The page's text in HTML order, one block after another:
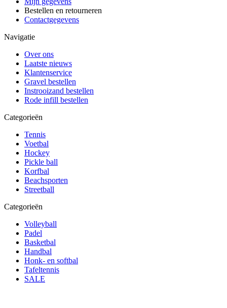
Bestellen en retourneren
Contactgegevens
Navigatie
Over ons
Laatste nieuws
Klantenservice
Gravel bestellen
Instrooizand bestellen
Rode infill bestellen
Categorieën
Tennis
Voetbal
Hockey
Pickle ball
Korfbal
Beachsporten
Streetball
Categorieën
Volleyball
Padel
Basketbal
Handbal
Honk- en softbal
Tafeltennis
SALE